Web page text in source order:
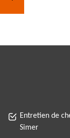
Entretien de
Simer